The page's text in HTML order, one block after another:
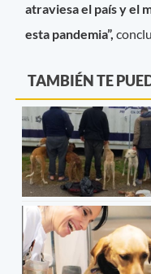
atraviesa el país y el
esta pandemia”,
TAMBIÉN TE